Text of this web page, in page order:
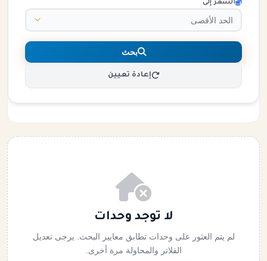
السعر إلى
بحث
إعادة تعيين
لا توجد وحدات
لم يتم العثور على وحدات تطابق معايير البحث. يرجى تعديل
الفلاتر والمحاولة مرة أخرى.